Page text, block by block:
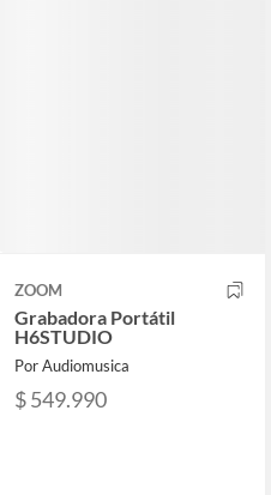
ZOOM
Grabadora Portátil
H6STUDIO
Por Audiomusica
$ 549.990